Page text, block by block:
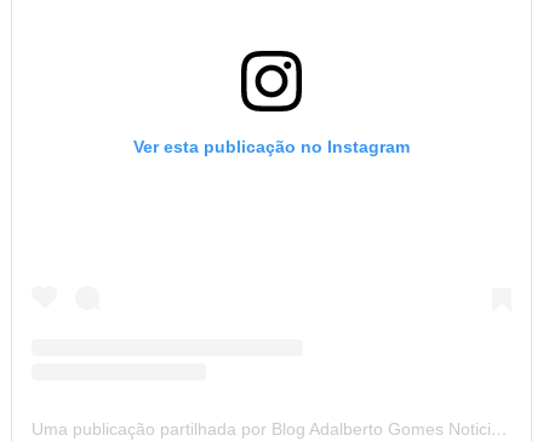
Ver esta publicação no Instagram
Uma publicação partilhada por Blog Adalberto Gomes Noticias (@blogadalbertogomesnoticiass)